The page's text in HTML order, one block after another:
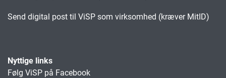
Send digital post til ViSP som virksomhed (kræver MitID)
Nyttige links
Følg ViSP på Facebook